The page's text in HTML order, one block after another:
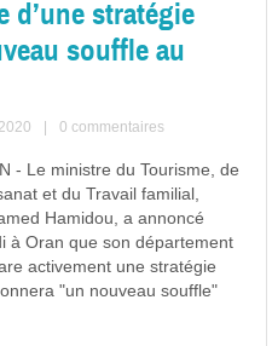
d’une stratégie
souffle au
0 commentaires
- Le ministre du Tourisme, de
et du Travail familial,
Hamidou, a annoncé
à Oran que son département
activement une stratégie
"un nouveau souffle"